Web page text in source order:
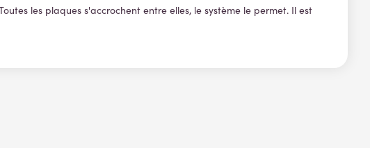
les plaques s'accrochent entre elles, le système le permet. Il est